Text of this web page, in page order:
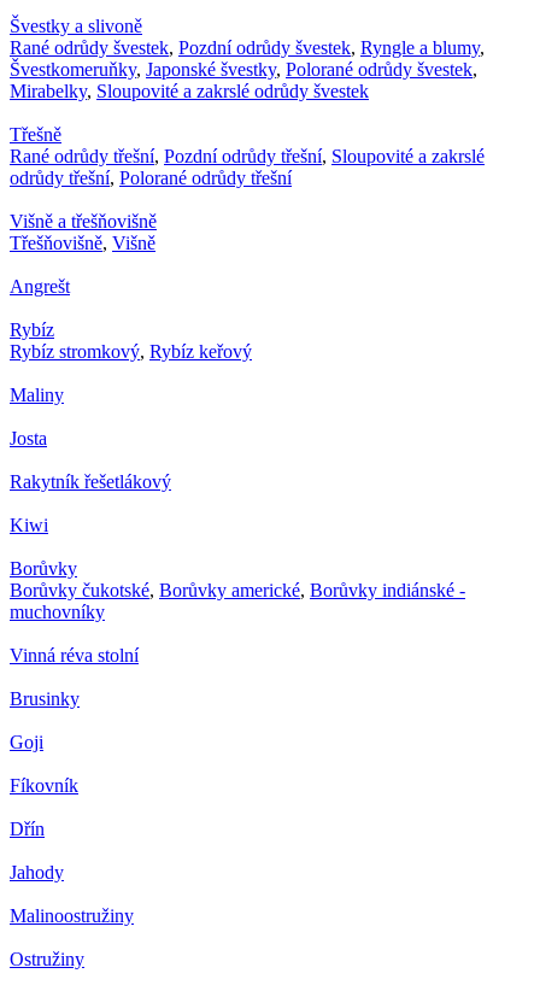
Švestky a slivoně
Rané odrůdy švestek, Pozdní odrůdy švestek, Ryngle a blumy,
Švestkomeruňky, Japonské švestky, Polorané odrůdy švestek,
Mirabelky, Sloupovité a zakrslé odrůdy švestek
Třešně
Rané odrůdy třešní, Pozdní odrůdy třešní, Sloupovité a zakrslé
odrůdy třešní, Polorané odrůdy třešní
Višně a třešňovišně
Třešňovišně, Višně
Angrešt
Rybíz
Rybíz stromkový, Rybíz keřový
Maliny
Josta
Rakytník řešetlákový
Kiwi
Borůvky
Borůvky čukotské, Borůvky americké, Borůvky indiánské -
muchovníky
Vinná réva stolní
Brusinky
Goji
Fíkovník
Dřín
Jahody
Malinoostružiny
Ostružiny